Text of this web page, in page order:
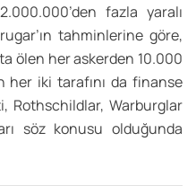
fazla yaralı
tahminlerine göre,
ölen her askerden 10.000
her iki tarafını da finanse
Rothschildlar, Warburglar
söz konusu olduğunda